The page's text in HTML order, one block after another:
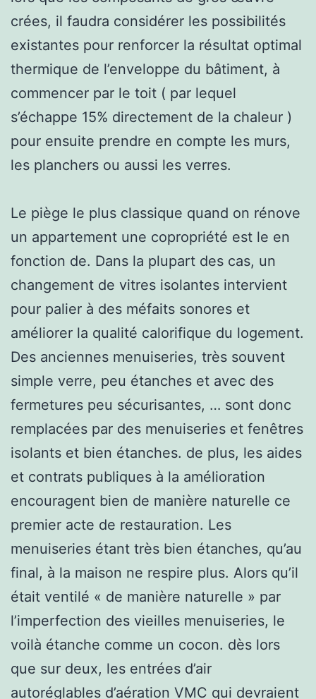
crées, il faudra considérer les possibilités
existantes pour renforcer la résultat optimal
thermique de l’enveloppe du bâtiment, à
commencer par le toit ( par lequel
s’échappe 15% directement de la chaleur )
pour ensuite prendre en compte les murs,
les planchers ou aussi les verres.
Le piège le plus classique quand on rénove
un appartement une copropriété est le en
fonction de. Dans la plupart des cas, un
changement de vitres isolantes intervient
pour palier à des méfaits sonores et
améliorer la qualité calorifique du logement.
Des anciennes menuiseries, très souvent
simple verre, peu étanches et avec des
fermetures peu sécurisantes, … sont donc
remplacées par des menuiseries et fenêtres
isolants et bien étanches. de plus, les aides
et contrats publiques à la amélioration
encouragent bien de manière naturelle ce
premier acte de restauration. Les
menuiseries étant très bien étanches, qu’au
final, à la maison ne respire plus. Alors qu’il
était ventilé « de manière naturelle » par
l’imperfection des vieilles menuiseries, le
voilà étanche comme un cocon. dès lors
que sur deux, les entrées d’air
autoréglables d’aération VMC qui devraient